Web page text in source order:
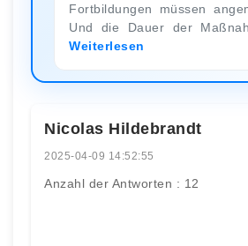
Fortbildungen müssen
Und die Dauer der
Weiterlesen
Nicolas Hildebrandt
2025-04-09 14:52:55
Anzahl der Antworten : 12